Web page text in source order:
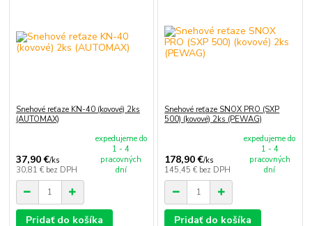
Snehové reťaze KN-40 (kovové) 2ks
(AUTOMAX)
37,90 €/ks
30,81 € bez DPH
expedujeme do
1 - 4
pracovných
dní
Pridať do košíka
Snehové reťaze SNOX PRO (SXP
500) (kovové) 2ks (PEWAG)
178,90 €/ks
145,45 € bez DPH
expedujeme do
1 - 4
pracovných
dní
Pridať do košíka